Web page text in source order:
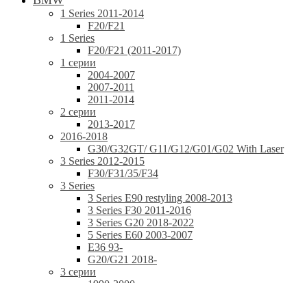
1 Series 2011-2014
F20/F21
1 Series
F20/F21 (2011-2017)
1 серии
2004-2007
2007-2011
2011-2014
2 серии
2013-2017
2016-2018
G30/G32GT/ G11/G12/G01/G02 With Laser
3 Series 2012-2015
F30/F31/35/F34
3 Series
3 Series E90 restyling 2008-2013
3 Series F30 2011-2016
3 Series G20 2018-2022
5 Series E60 2003-2007
E36 93-
G20/G21 2018-
3 серии